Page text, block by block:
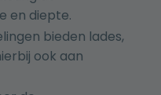
en diepte.
bieden lades,
ook aan